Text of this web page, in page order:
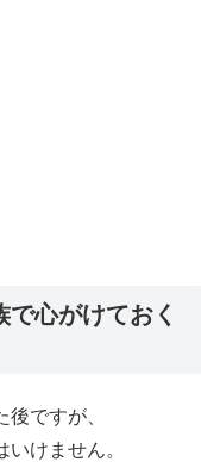
心がけておく
ですが、
けません。